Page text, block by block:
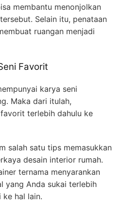
membantu menonjolkan
Selain itu, penataan
ruangan menjadi
Favorit
karya seni
Maka dari itulah,
terlebih dahulu ke
salah satu tips memasukkan
desain interior rumah.
ternama menyarankan
yang Anda sukai terlebih
ke hal lain.